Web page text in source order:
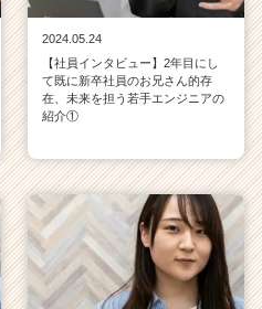
2024.05.24
【社員インタビュー】2年目にし
て既に新卒社員のお兄さん的存
在、未来を担う若手エンジニアの
紹介①